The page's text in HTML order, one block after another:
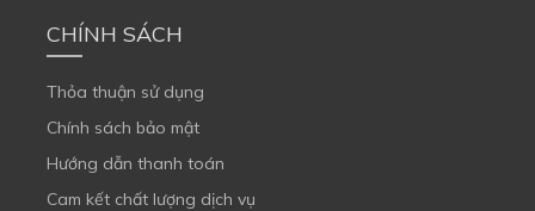
CHÍNH SÁCH
Thỏa thuận sử dụng
Chính sách bảo mật
Hướng dẫn thanh toán
Cam kết chất lượng dịch vụ